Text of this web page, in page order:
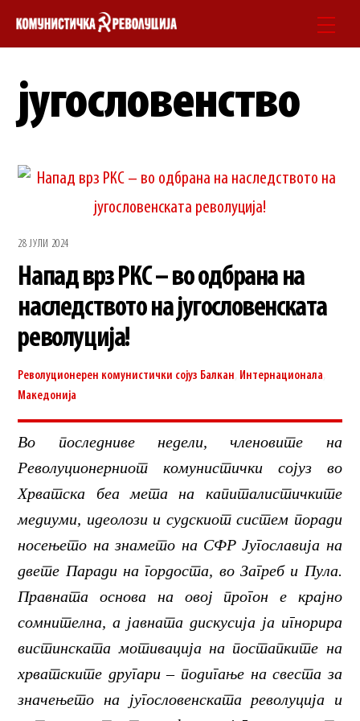
Skip
југословенство
28 ЈУЛИ 2024
Напад врз РКС – во одбрана на
наследството на југословенската
револуција!
Револуционерен комунистички сојуз Балкан Интернационала
Македонија
Во последниве недели, членовите на
Револуционерниот комунистички сојуз во
Хрватска беа мета на капиталистичките
медиуми, идеолози и судскиот систем поради
носењето на знамето на СФР Југославија на
двете Паради на гордоста, во Загреб и Пула.
Правната основа на овој прогон е крајно
сомнителна, а јавната дискусија ја игнорира
вистинската мотивација на постапките на
хрватските другари – подигање на свеста за
значењето на југословенската револуција и